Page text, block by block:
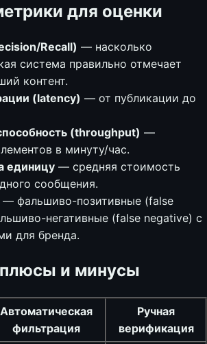
для оценки
Recall) — насколько
система правильно отмечает
контент.
(latency) — от публикации до
(throughput) —
в минуту/час.
единицу — средняя стоимость
сообщения.
— фальшиво-позитивные (false
негативные (false negative) с
для бренда.
и минусы
Автоматическая
фильтрация
Ручная
верификация